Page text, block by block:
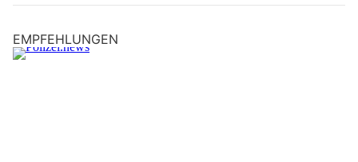
EMPFEHLUNGEN